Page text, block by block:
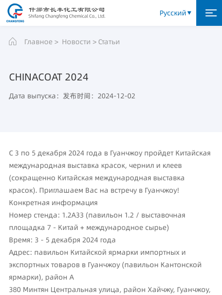
Русский
Главное Новости Статьи
CHINACOAT 2024
Дата выпуска：发布时间：2024-12-02
С 3 по 5 декабря 2024 года в Гуанчжоу пройдет Китайская
международная выставка красок, чернил и клеев
(сокращенно Китайская международная выставка
красок). Приглашаем Вас на встречу в Гуанчжоу!
Конкретная информация
Номер стенда: 1.2A33 (павильон 1.2 / выставочная
площадка 7 - Китай + международное сырье)
Время: 3 - 5 декабря 2024 года
Адрес: павильон Китайской ярмарки импортных и
экспортных товаров в Гуанчжоу (павильон Кантонской
ярмарки), район А
380 Минтян Центральная улица, район Хайчжу, Гуанчжоу,